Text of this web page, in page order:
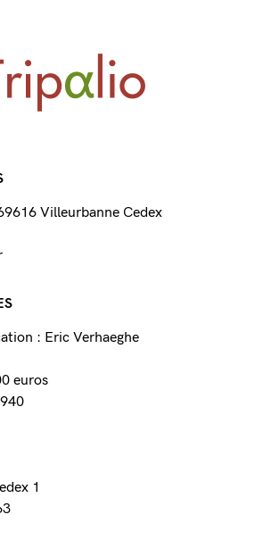
Villeurbanne Cedex
: Eric Verhaeghe
euros
1